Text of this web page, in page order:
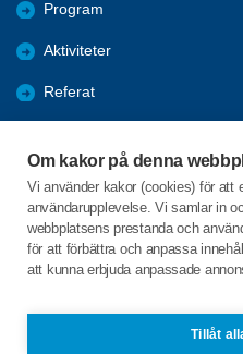
Om kakor på denna
Vi använder kakor (cookies) för att
användarupplevelse. Vi samlar in
webbplatsens prestanda och
för att förbättra och anpassa
att kunna erbjuda anpassade
Tillåt
Program
Aktiviteter
Referat
Bli medlem
Förmåner
C/o:Yvonne Johansson